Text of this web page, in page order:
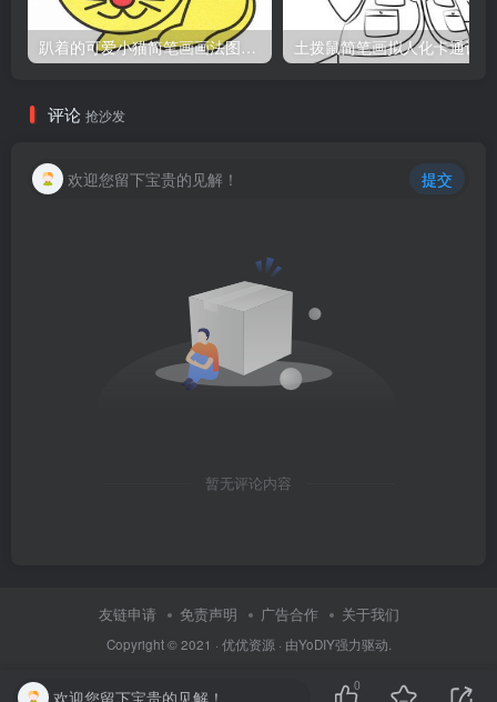
趴着的可爱小猫简笔画画法图片教程
评论 抢沙发
欢迎您留下宝贵的见解！ 提交
暂无评论内容
友链申请 免责声明 广告合作 关于我们
Copyright © 2021 · 优优资源· 由YoDIY强力驱动.
欢迎您留下宝贵的见解！
0